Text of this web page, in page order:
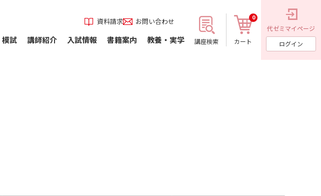
資料請求 お問い合わせ
模試 講師紹介 入試情報 書籍案内 教養・実学 講座検索 カート
0
代ゼミマイページ
ログイン